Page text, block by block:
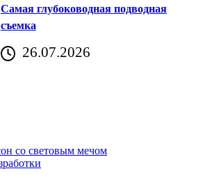
Самая глубоководная подводная
съемка
26.07.2026